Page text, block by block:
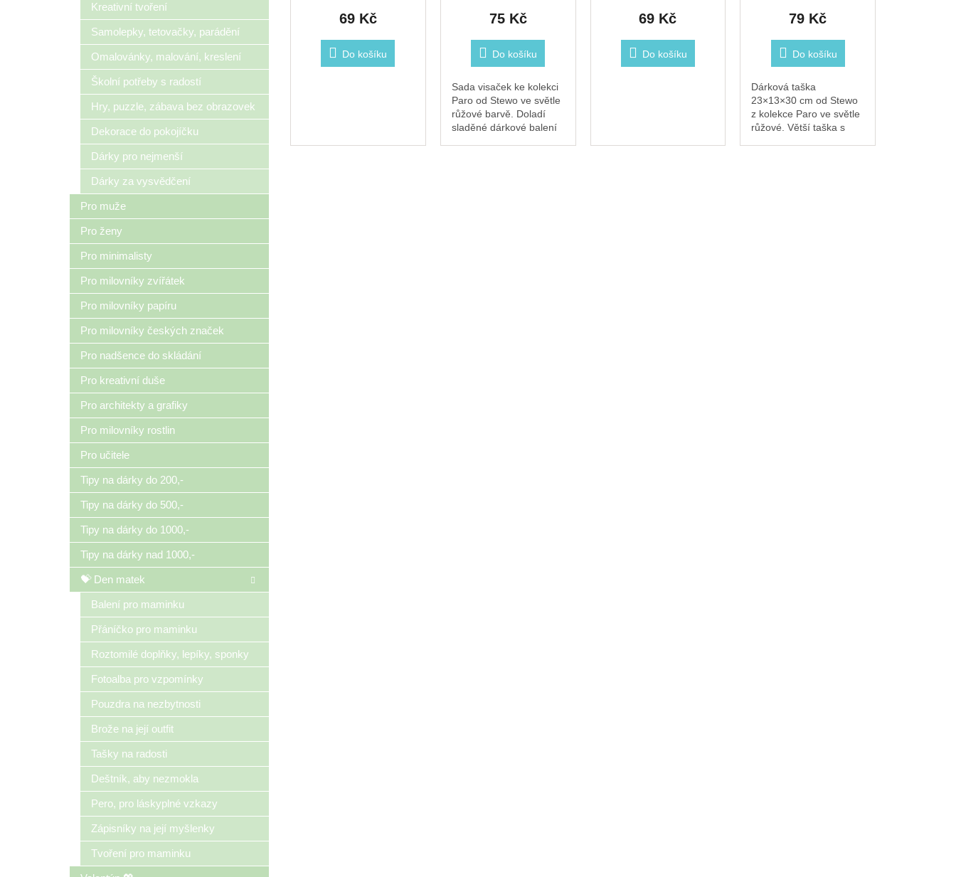
Kreativní tvoření
Samolepky, tetovačky, parádění
Omalovánky, malování, kreslení
Školní potřeby s radostí
Hry, puzzle, zábava bez obrazovek
Dekorace do pokojíčku
Dárky pro nejmenší
Dárky za vysvědčení
Pro muže
Pro ženy
Pro minimalisty
Pro milovníky zvířátek
Pro milovníky papíru
Pro milovníky českých značek
Pro nadšence do skládání
Pro kreativní duše
Pro architekty a grafiky
Pro milovníky rostlin
Pro učitele
Tipy na dárky do 200,-
Tipy na dárky do 500,-
Tipy na dárky do 1000,-
Tipy na dárky nad 1000,-
💝 Den matek
Balení pro maminku
Přáníčko pro maminku
Roztomilé doplňky, lepíky, sponky
Fotoalba pro vzpomínky
Pouzdra na nezbytnosti
Brože na její outfit
Tašky na radosti
Deštník, aby nezmokla
Pero, pro láskyplné vzkazy
Zápisníky na její myšlenky
Tvoření pro maminku
69 Kč
Do košíku
75 Kč
Do košíku
Sada visaček ke kolekci
Paro od Stewo ve světle
růžové barvě. Doladí
sladěné dárkové balení
69 Kč
Do košíku
79 Kč
Do košíku
Dárková taška
23×13×30 cm od Stewo
z kolekce Paro ve světle
růžové. Větší taška s